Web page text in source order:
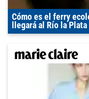
Cómo es el ferry
llegará al Río la Plata